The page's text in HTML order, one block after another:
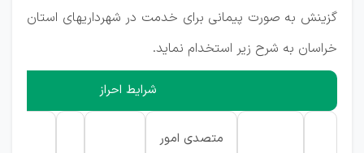
گزینش به صورت پیمانی برای خدمت در شهرداریهای استان
خراسان به شرح زیر استخدام نماید.
شرایط احراز
متصدی امور